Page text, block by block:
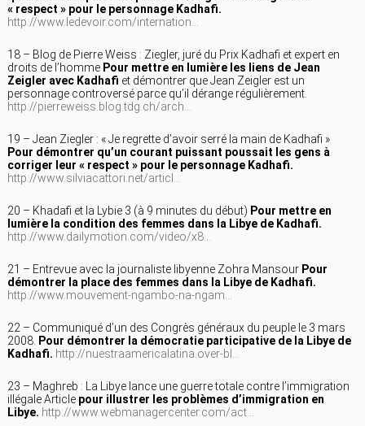
« respect » pour le personnage Kadhafi.
http://www.ledevoir.com/internation…
18 – Blog de Pierre Weiss : Ziegler, juré du Prix Kadhafi et expert en
droits de l’homme Pour mettre en lumière les liens de Jean
Zeigler avec Kadhafi et démontrer que Jean Zeigler est un
personnage controversé parce qu’il dérange régulièrement.
http://pierreweiss.blog.tdg.ch/arch…
19 – Jean Ziegler : « Je regrette d’avoir serré la main de Kadhafi »
Pour démontrer qu’un courant puissant poussait les gens à
corriger leur « respect » pour le personnage Kadhafi.
http://www.silviacattori.net/articl…
20 – Khadafi et la Lybie 3 (à 9 minutes du début) Pour mettre en
lumière la condition des femmes dans la Libye de Kadhafi.
http://www.dailymotion.com/video/x8…
21 – Entrevue avec la journaliste libyenne Zohra Mansour Pour
démontrer la place des femmes dans la Libye de Kadhafi.
http://www.mouvement-ngambo-na-ngam…
22 – Communiqué d’un des Congrès généraux du peuple le 3 mars
2008. Pour démontrer la démocratie participative de la Libye de
Kadhafi. http://nuestraamericalatina.over-bl…
23 – Maghreb : La Libye lance une guerre totale contre l’immigration
illégale Article pour illustrer les problèmes d’immigration en
Libye. http://www.webmanagercenter.com/act…